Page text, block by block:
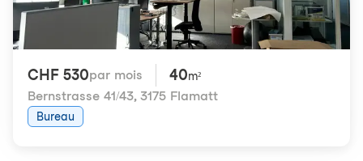
CHF 530par mois 40m²
Bernstrasse 41/43, 3175 Flamatt
Bureau